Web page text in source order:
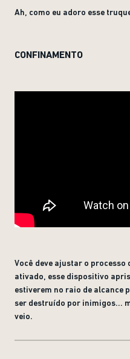
Ah, como eu adoro esse
CONFINAMENTO
Você deve ajustar o processo
ativado, esse dispositivo
estiverem no raio de alcance
ser destruído por inimigos...
veio.